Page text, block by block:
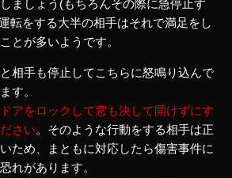
ましょう(もちろんその際に急停止す
転をする大半の相手はそれで満足をし
とが多いようです。
相手も停止してこちらに怒鳴り込んで
す。
ドアをロックして窓も決して開けずにす
さい。そのような行動をする相手は正
ため、まともに対応したら傷害事件に
れがあります。